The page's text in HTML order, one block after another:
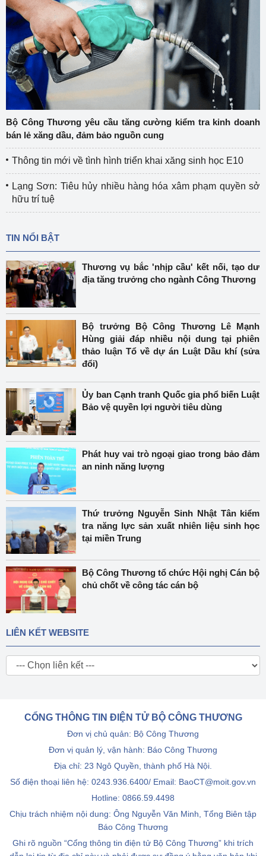
Bộ Công Thương yêu cầu tăng cường kiểm tra kinh doanh
bán lẻ xăng dầu, đảm bảo nguồn cung
Thông tin mới về tình hình triển khai xăng sinh học E10
Lạng Sơn: Tiêu hủy nhiều hàng hóa xâm phạm quyền sở
hữu trí tuệ
TIN NỔI BẬT
Thương vụ bắc 'nhịp cầu' kết nối, tạo dư
địa tăng trưởng cho ngành Công Thương
Bộ trưởng Bộ Công Thương Lê Mạnh
Hùng giải đáp nhiều nội dung tại phiên
thảo luận Tổ về dự án Luật Dầu khí (sửa
đổi)
Ủy ban Cạnh tranh Quốc gia phổ biến Luật
Bảo vệ quyền lợi người tiêu dùng
Phát huy vai trò ngoại giao trong bảo đảm
an ninh năng lượng
Thứ trưởng Nguyễn Sinh Nhật Tân kiểm
tra năng lực sản xuất nhiên liệu sinh học
tại miền Trung
Bộ Công Thương tổ chức Hội nghị Cán bộ
chủ chốt về công tác cán bộ
LIÊN KẾT WEBSITE
CỔNG THÔNG TIN ĐIỆN TỬ BỘ CÔNG THƯƠNG
Đơn vị chủ quản: Bộ Công Thương
Đơn vị quản lý, vận hành: Báo Công Thương
Địa chỉ: 23 Ngô Quyền, thành phố Hà Nội.
Số điện thoại liên hệ: 0243.936.6400/ Email: BaoCT@moit.gov.vn
Hotline: 0866.59.4498
Chịu trách nhiệm nội dung: Ông Nguyễn Văn Minh, Tổng Biên tập
Báo Công Thương
Ghi rõ nguồn “Cổng thông tin điện tử Bộ Công Thương” khi trích